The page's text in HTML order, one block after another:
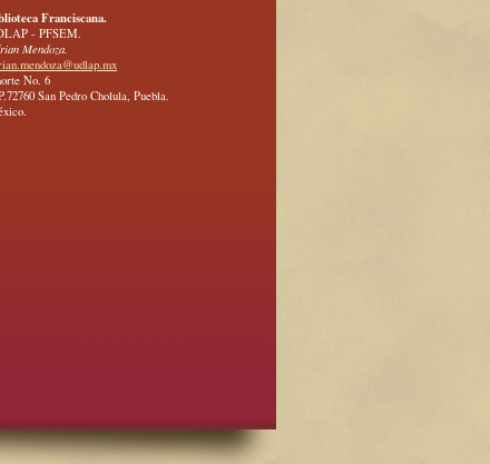
Franciscana.
- PFSEM.
Mendoza.
No. 6
San Pedro Cholula, Puebla.